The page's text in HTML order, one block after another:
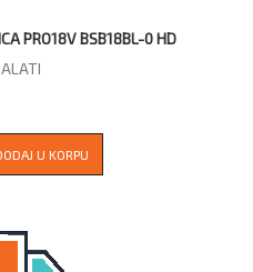
PRO18V BSB18BL-0 HD